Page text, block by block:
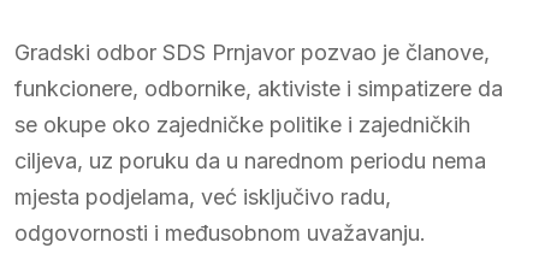
Gradski odbor SDS Prnjavor pozvao je članove,
funkcionere, odbornike, aktiviste i simpatizere da
se okupe oko zajedničke politike i zajedničkih
ciljeva, uz poruku da u narednom periodu nema
mjesta podjelama, već isključivo radu,
odgovornosti i međusobnom uvažavanju.